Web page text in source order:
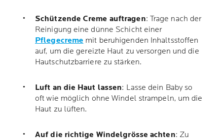
Schützende Creme auftragen: Trage nach der
Reinigung eine dünne Schicht einer
Pflegecreme mit beruhigenden Inhaltsstoffen
auf, um die gereizte Haut zu versorgen und die
Hautschutzbarriere zu stärken.
Luft an die Haut lassen: Lasse dein Baby so
oft wie möglich ohne Windel strampeln, um die
Haut zu lüften.
Auf die richtige Windelgrösse achten: Zu